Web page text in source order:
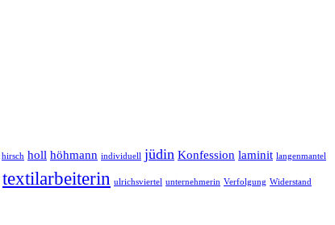
hirsch holl höhmann individuell jüdin Konfession laminit langenmantel
textilarbeiterin ulrichsviertel unternehmerin Verfolgung Widerstand